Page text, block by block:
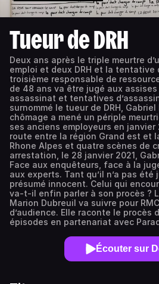
Tueur de DRH
Deux ans après le triple meurtre
emploi et deux DRH et la tentative
troisième responsable de
de 48 ans va être jugé aux
assassinat et tentatives
surnommé le tueur de DRH,
chômage a mené un périple
ses anciens employeurs en janvier
route entre la région Grand est et
Rhone Alpes et quatre scènes de
arrestation, le 28 janvier 2021,
Face aux enquêteurs, face à la
aux experts. Tant qu’il n’a pas été
présumé innocent. Celui qui
va-t-il enfin parler à son procès ?
Marion Dubreuil va suivre pour
d’audience. Elle raconte le procès
épisodes en partenariat avec
Écouter sur